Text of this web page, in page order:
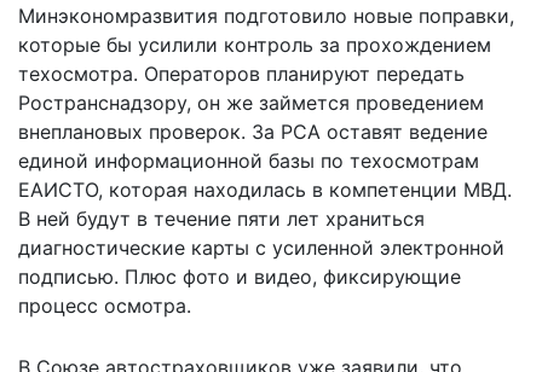
Минэкономразвития подготовило новые поправки,
которые бы усилили контроль за прохождением
техосмотра. Операторов планируют передать
Ространснадзору, он же займется проведением
внеплановых проверок. За РСА оставят ведение
единой информационной базы по техосмотрам
ЕАИСТО, которая находилась в компетенции МВД.
В ней будут в течение пяти лет храниться
диагностические карты с усиленной электронной
подписью. Плюс фото и видео, фиксирующие
процесс осмотра.
В Союзе автостраховщиков уже заявили, что